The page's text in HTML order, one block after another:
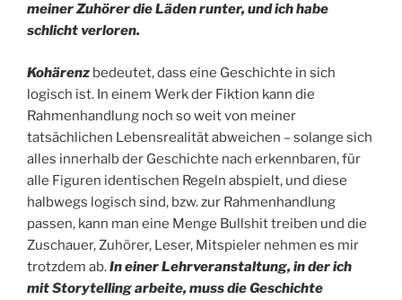
meiner Zuhörer die Läden runter, und ich habe
schlicht verloren.
Kohärenz bedeutet, dass eine Geschichte in sich
logisch ist. In einem Werk der Fiktion kann die
Rahmenhandlung noch so weit von meiner
tatsächlichen Lebensrealität abweichen – solange sich
alles innerhalb der Geschichte nach erkennbaren, für
alle Figuren identischen Regeln abspielt, und diese
halbwegs logisch sind, bzw. zur Rahmenhandlung
passen, kann man eine Menge Bullshit treiben und die
Zuschauer, Zuhörer, Leser, Mitspieler nehmen es mir
trotzdem ab.In einer Lehrveranstaltung, in der ich
mit Storytelling arbeite, muss die Geschichte